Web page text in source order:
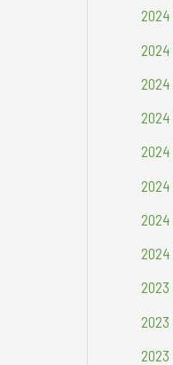
2024
2023
2023
2023